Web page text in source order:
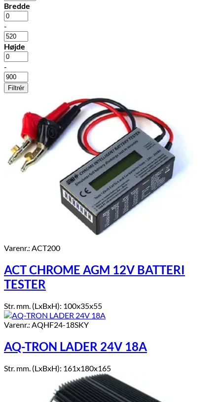
Bredde
-
Højde
-
Filtrér
Varenr.: ACT200
ACT CHROME AGM 12V BATTERI
TESTER
Str. mm. (LxBxH): 100x35x55
Varenr.: AQHF24-18SKY
AQ-TRON LADER 24V 18A
Str. mm. (LxBxH): 161x180x165